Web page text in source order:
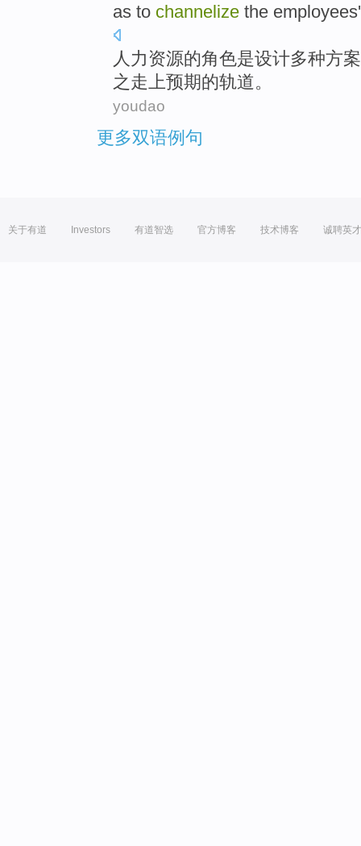
as to channelize the employees
人力资源的角色是设计多种方案
之走上预期的轨道。
youdao
更多双语例句
关于有道 Investors 有道智选 官方博客 技术博客 诚聘英才